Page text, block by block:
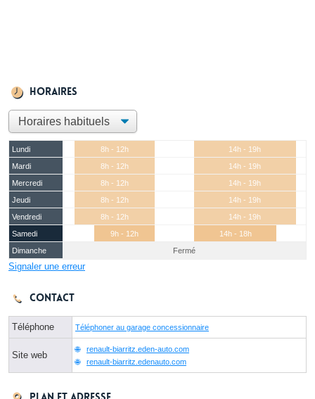
Horaires
Lundi 8h - 12h
14h - 19h
Mardi
8h - 12h
14h - 19h
Mercredi
8h - 12h
14h - 19h
Jeudi
8h - 12h
14h - 19h
Vendredi
8h - 12h
14h - 19h
Samedi
9h - 12h
14h - 18h
Dimanche
Fermé
Signaler une erreur
Contact
Téléphone Téléphoner au garage concessionnaire
Site web
renault-biarritz.eden-auto.com
renault-biarritz.edenauto.com